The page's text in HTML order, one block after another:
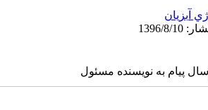
آبزيان
پیام به نویسنده مسئول